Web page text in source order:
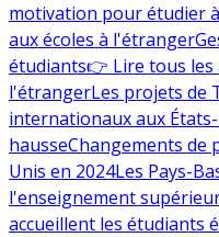
motivation pour étudier
aux écoles à l'étranger
étudiants👉 Lire tous les
l'étrangerLes projets de
internationaux aux
hausseChangements de
Unis en 2024Les Pays-
l'enseignement
accueillent les étudiants